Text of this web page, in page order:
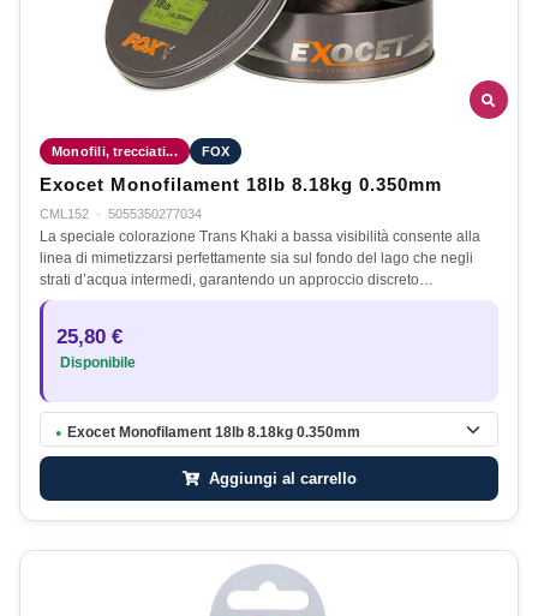
Monofili, trecciati... FOX
Exocet Monofilament 18lb 8.18kg 0.350mm
CML152 · 5055350277034
La speciale colorazione Trans Khaki a bassa visibilità consente alla
linea di mimetizzarsi perfettamente sia sul fondo del lago che negli
strati d’acqua intermedi, garantendo un approccio discreto…
25,80 €
Disponibile
● Exocet Monofilament 18lb 8.18kg 0.350mm
Aggiungi al carrello